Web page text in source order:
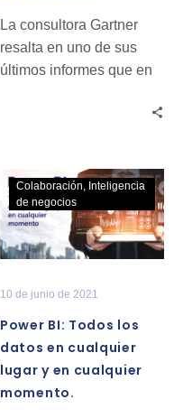
La consultora Gartner
resalta en uno de sus
últimos informes que en
Power
Todos
los
en
Colaboración Inteligencia
de negocios
10 de junio de 2021
Power BI: Todos los
datos en cualquier
lugar y en cualquier
momento.